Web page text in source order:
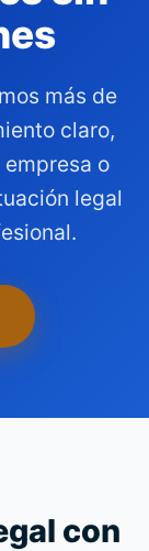
más de
claro,
o
legal
con